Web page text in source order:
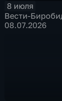
8 июля
Вести-
08.07.2026